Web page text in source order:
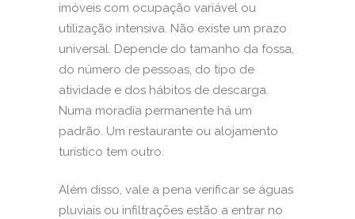
imóveis com ocupação variável ou
utilização intensiva. Não existe um prazo
universal. Depende do tamanho da fossa,
do número de pessoas, do tipo de
atividade e dos hábitos de descarga.
Numa moradia permanente há um
padrão. Um restaurante ou alojamento
turístico tem outro.
Além disso, vale a pena verificar se águas
pluviais ou infiltrações estão a entrar no